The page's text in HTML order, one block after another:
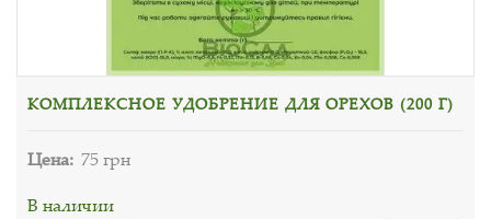
КОМПЛЕКСНОЕ УДОБРЕНИЕ ДЛЯ ОРЕХОВ (200 Г)
Цена: 75 грн
В наличии